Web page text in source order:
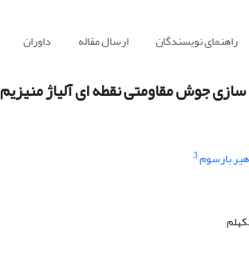
راهنمای نویسندگان ارسال مقاله داوران
جوش مقاومتی نقطه ای آلیاژ منیزیم
بارسوم3